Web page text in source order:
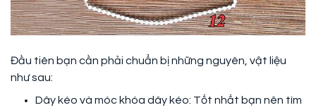
Đầu tiên bạn cần phải chuẩn bị những nguyên, vật liệu
như sau:
Dây kéo và móc khóa dây kéo: Tốt nhất bạn nên tìm